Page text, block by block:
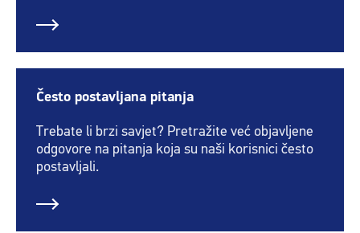
Često postavljana pitanja
Trebate li brzi savjet? Pretražite već objavljene
odgovore na pitanja koja su naši korisnici često
postavljali.